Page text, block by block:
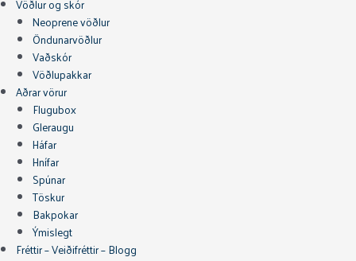
Vöðlur og skór
Neoprene vöðlur
Öndunarvöðlur
Vaðskór
Vöðlupakkar
Aðrar vörur
Flugubox
Gleraugu
Háfar
Hnífar
Spúnar
Töskur
Bakpokar
Ýmislegt
Fréttir – Veiðifréttir – Blogg